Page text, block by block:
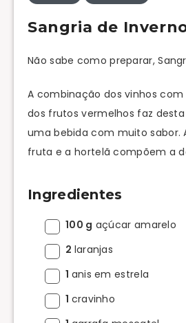
Sangria de
Não sabe como preparar,
A combinação dos vinhos
dos frutos vermelhos faz
uma bebida com muito sabor.
fruta e a hortelã compõem a
Ingredientes
100 g açúcar amarelo
2 laranjas
1 anis em estrela
1 cravinho